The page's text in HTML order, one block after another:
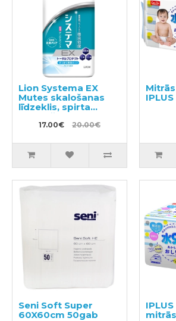
Lion Systema EX
Mutes skalošanas
līdzeklis, spirta
saturošs 900ml
17.00€ 20.00€
Seni Soft Super
60X60cm 50gab